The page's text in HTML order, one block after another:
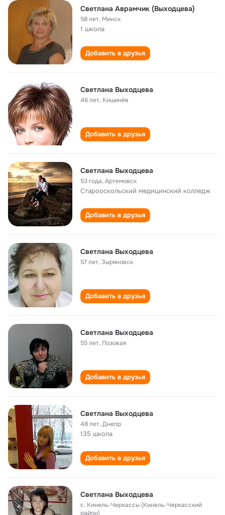
Светлана Аврамчик (Выходцева)
58 лет, Минск
1 школа
Добавить в друзья
Светлана Выходцева
46 лет, Кишинёв
Добавить в друзья
Светлана Выходцева
53 года,Артемовск
Старооскольский медицинский колледж
Добавить в друзья
Светлана Выходцева
57 лет,Зыряновск
Добавить в друзья
Светлана Выходцева
55 лет,Лозовая
Добавить в друзья
Светлана Выходцева
48 лет,Днепр
135 школа
Добавить в друзья
Светлана Выходцева
с. Кинель-Черкассы (Кинель-Черкасский
район)